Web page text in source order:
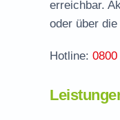
erreichbar.
oder über die
Hotline: